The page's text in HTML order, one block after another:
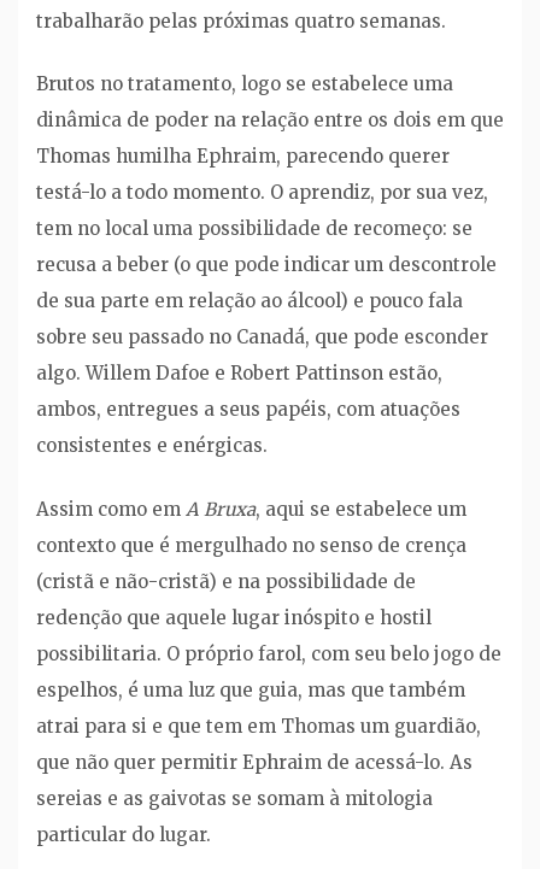
trabalharão pelas próximas quatro semanas.
Brutos no tratamento, logo se estabelece uma
dinâmica de poder na relação entre os dois em que
Thomas humilha Ephraim, parecendo querer
testá-lo a todo momento. O aprendiz, por sua vez,
tem no local uma possibilidade de recomeço: se
recusa a beber (o que pode indicar um descontrole
de sua parte em relação ao álcool) e pouco fala
sobre seu passado no Canadá, que pode esconder
algo. Willem Dafoe e Robert Pattinson estão,
ambos, entregues a seus papéis, com atuações
consistentes e enérgicas.
Assim como em A Bruxa, aqui se estabelece um
contexto que é mergulhado no senso de crença
(cristã e não-cristã) e na possibilidade de
redenção que aquele lugar inóspito e hostil
possibilitaria. O próprio farol, com seu belo jogo de
espelhos, é uma luz que guia, mas que também
atrai para si e que tem em Thomas um guardião,
que não quer permitir Ephraim de acessá-lo. As
sereias e as gaivotas se somam à mitologia
particular do lugar.